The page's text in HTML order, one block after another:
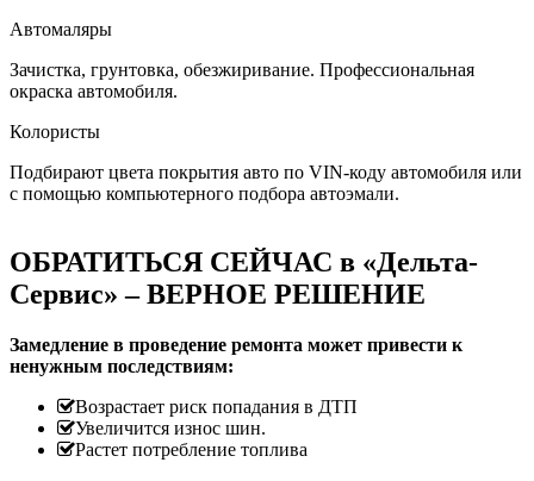
Автомаляры
Зачистка, грунтовка, обезжиривание. Профессиональная
окраска автомобиля.
Колористы
Подбирают цвета покрытия авто по VIN-коду автомобиля или
с помощью компьютерного подбора автоэмали.
ОБРАТИТЬСЯ СЕЙЧАС в «Дельта-
Сервис» – ВЕРНОЕ РЕШЕНИЕ
Замедление в проведение ремонта может привести к
ненужным последствиям:
Возрастает риск попадания в ДТП
Увеличится износ шин.
Растет потребление топлива